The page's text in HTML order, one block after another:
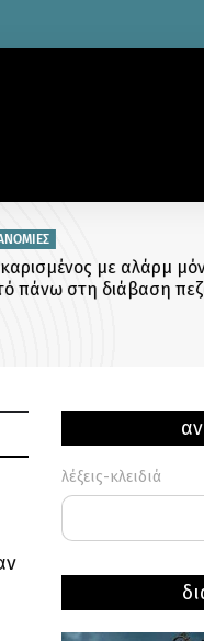
Είμαστε
Το μεγάλο
λέξεις-κλειδιά